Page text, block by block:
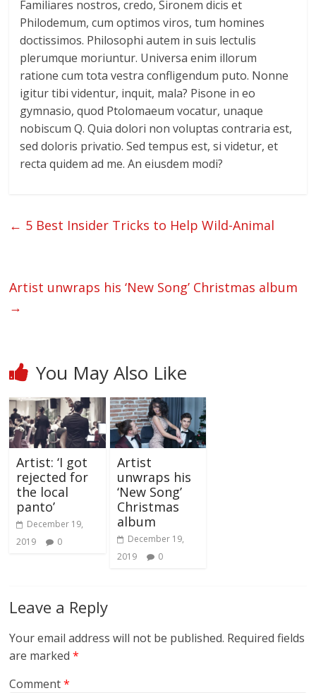
Familiares nostros, credo, Sironem dicis et
Philodemum, cum optimos viros, tum homines
doctissimos. Philosophi autem in suis lectulis
plerumque moriuntur. Universa enim illorum
ratione cum tota vestra confligendum puto. Nonne
igitur tibi videntur, inquit, mala? Pisone in eo
gymnasio, quod Ptolomaeum vocatur, unaque
nobiscum Q. Quia dolori non voluptas contraria est,
sed doloris privatio. Sed tempus est, si videtur, et
recta quidem ad me. An eiusdem modi?
← 5 Best Insider Tricks to Help Wild-Animal
Artist unwraps his ‘New Song’ Christmas album
→
You May Also Like
Artist: ‘I got
rejected for
the local
panto’
December 19,
2019
0
Artist
unwraps his
‘New Song’
Christmas
album
December 19,
2019
0
Leave a Reply
Your email address will not be published. Required fields
are marked*
Comment*